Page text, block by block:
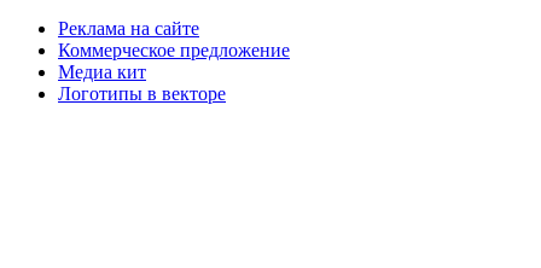
Реклама на сайте
Коммерческое предложение
Медиа кит
Логотипы в векторе